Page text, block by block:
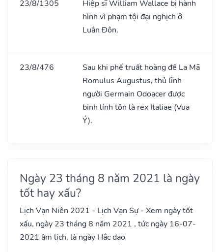
23/8/1305
Hiệp sĩ William Wallace bị hành
hình vì phạm tội đại nghịch ở
Luân Đôn.
23/8/476
Sau khi phế truất hoàng đế La Mã
Romulus Augustus, thủ lĩnh
người Germain Odoacer được
binh lính tôn là rex Italiae (Vua
Ý).
Ngày 23 tháng 8 năm 2021 là ngày
tốt hay xấu?
Lịch Vạn Niên 2021 - Lịch Vạn Sự - Xem ngày tốt
xấu, ngày 23 tháng 8 năm 2021 , tức ngày 16-07-
2021 âm lịch, là ngày Hắc đạo